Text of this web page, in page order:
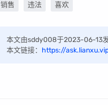
销售 违法 喜欢
本文由sddy008于2023-06-13
本文链接： https://